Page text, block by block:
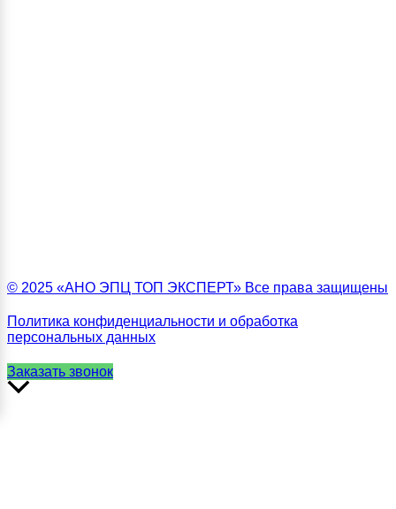
© 2025 «АНО ЭПЦ ТОП ЭКСПЕРТ» Все права защищены
Политика конфиденциальности и обработка
персональных данных
Заказать звонок